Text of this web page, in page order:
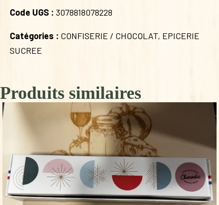
Code UGS : 3078818078228
Catégories : CONFISERIE / CHOCOLAT, EPICERIE
SUCREE
Produits similaires